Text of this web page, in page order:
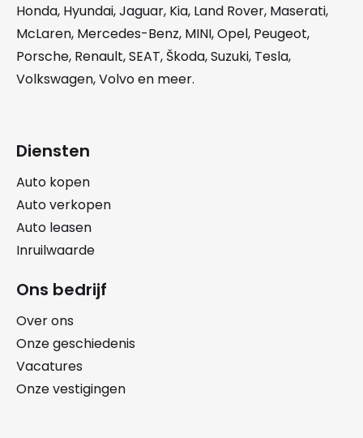
Honda, Hyundai,Jaguar, Kia, Land Rover, Maserati,
McLaren, Mercedes-Benz, MINI,Opel, Peugeot,
Porsche, Renault,SEAT, Škoda,Suzuki, Tesla,
Volkswagen,Volvoen meer.
Diensten
Auto kopen
Auto verkopen
Auto leasen
Inruilwaarde
Ons bedrijf
Over ons
Onze geschiedenis
Vacatures
Onze vestigingen